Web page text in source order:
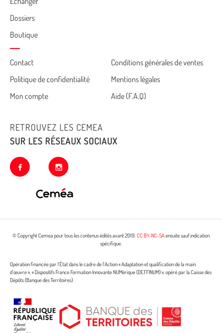
Dossiers
Boutique
Cemea
footer
Contact
Conditions générales de ventes
Politique de confidentialité
Mentions légales
Mon compte
Aide (F.A.Q)
RETROUVEZ LES CEMEA
SUR LES RÉSEAUX SOCIAUX
facebook instagram
© Copyright Cemea pour tous les contenus édités avant 2019.CC BY-NC-SAensuite sauf indication
spécifique.
Opération financée par l’État dans le cadre de l’Action « Adaptation et qualification de la main
d’œuvre », « Dispositifs France Formation Innovante NUMérique (DEFFINUM) », opéré par la Caisse des
Dépôts (Banque des Territoires)